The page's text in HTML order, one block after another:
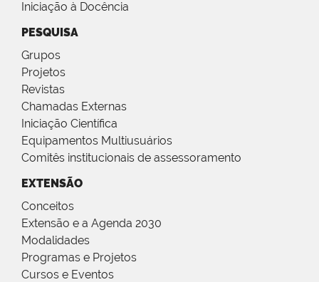
Iniciação à Docência
PESQUISA
Grupos
Projetos
Revistas
Chamadas Externas
Iniciação Científica
Equipamentos Multiusuários
Comitês institucionais de assessoramento
EXTENSÃO
Conceitos
Extensão e a Agenda 2030
Modalidades
Programas e Projetos
Cursos e Eventos